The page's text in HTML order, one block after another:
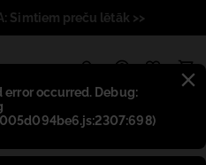
error occurred. Debug:
Simtiem preču lētāk >>